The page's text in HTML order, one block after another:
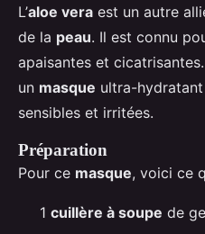
L’aloe vera est un autre
de la peau. Il est connu
apaisantes et
un masque ultra-
sensibles et irritées.
Préparation
Pour ce masque, voici ce
1 cuillère à soupe de